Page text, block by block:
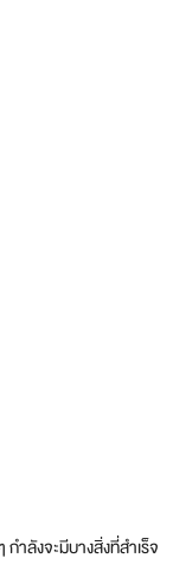
กำลังจะมีบางสิ่งที่สำเร็จ